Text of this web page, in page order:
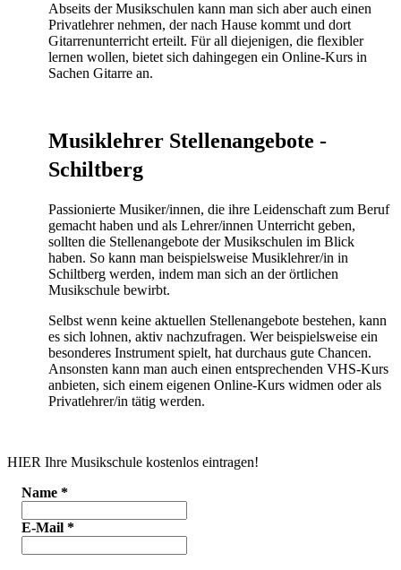
Abseits der Musikschulen kann man sich aber auch einen
Privatlehrer nehmen, der nach Hause kommt und dort
Gitarrenunterricht erteilt. Für all diejenigen, die flexibler
lernen wollen, bietet sich dahingegen ein Online-Kurs in
Sachen Gitarre an.
Musiklehrer Stellenangebote -
Schiltberg
Passionierte Musiker/innen, die ihre Leidenschaft zum Beruf
gemacht haben und als Lehrer/innen Unterricht geben,
sollten die Stellenangebote der Musikschulen im Blick
haben. So kann man beispielsweise Musiklehrer/in in
Schiltberg werden, indem man sich an der örtlichen
Musikschule bewirbt.
Selbst wenn keine aktuellen Stellenangebote bestehen, kann
es sich lohnen, aktiv nachzufragen. Wer beispielsweise ein
besonderes Instrument spielt, hat durchaus gute Chancen.
Ansonsten kann man auch einen entsprechenden VHS-Kurs
anbieten, sich einem eigenen Online-Kurs widmen oder als
Privatlehrer/in tätig werden.
HIER Ihre Musikschule kostenlos eintragen!
Name *
E-Mail *